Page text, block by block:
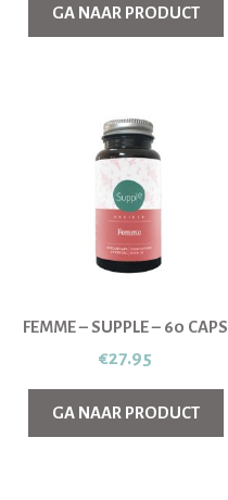
GA NAAR PRODUCT
FEMME – SUPPLE – 60 CAPS
€27.95
GA NAAR PRODUCT